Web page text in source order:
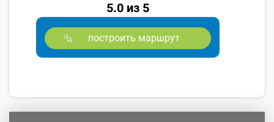
5.0 из 5
построить маршрут